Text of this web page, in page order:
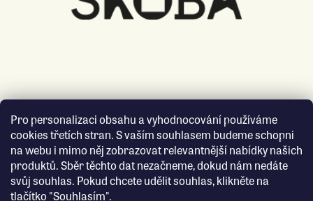
Pro personalizaci obsahu a vyhodnocování používáme
cookies třetích stran. S vaším souhlasem budeme schopni
na webu i mimo něj zobrazovat relevantnější nabídky našich
produktů. Sběr těchto dat nezačneme, dokud nám nedáte
svůj souhlas. Pokud chcete udělit souhlas, klikněte na
tlačítko "Souhlasím".